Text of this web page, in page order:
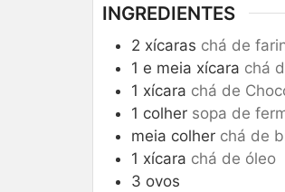
INGREDIENTES
2 xícaras chá de
1 e meia xícara chá
1 xícara chá de
1 colher sopa de
meia colher chá de
1 xícara chá de óleo
3 ovos